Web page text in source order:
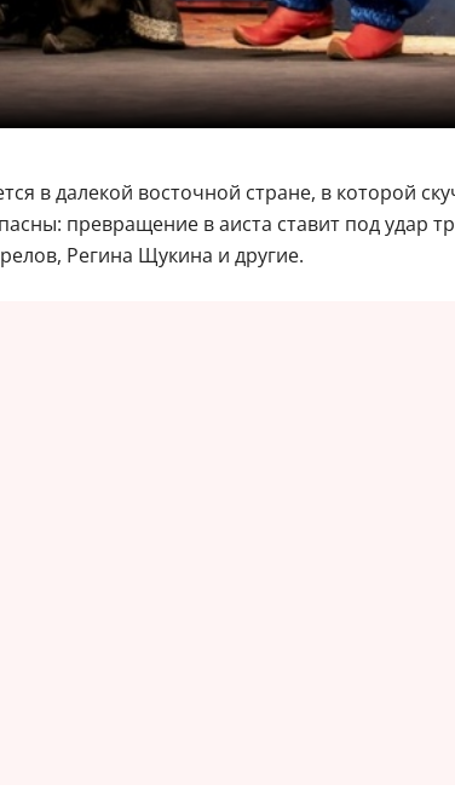
в далекой восточной стране, в которой
превращение в аиста ставит под удар
Регина Щукина и другие.